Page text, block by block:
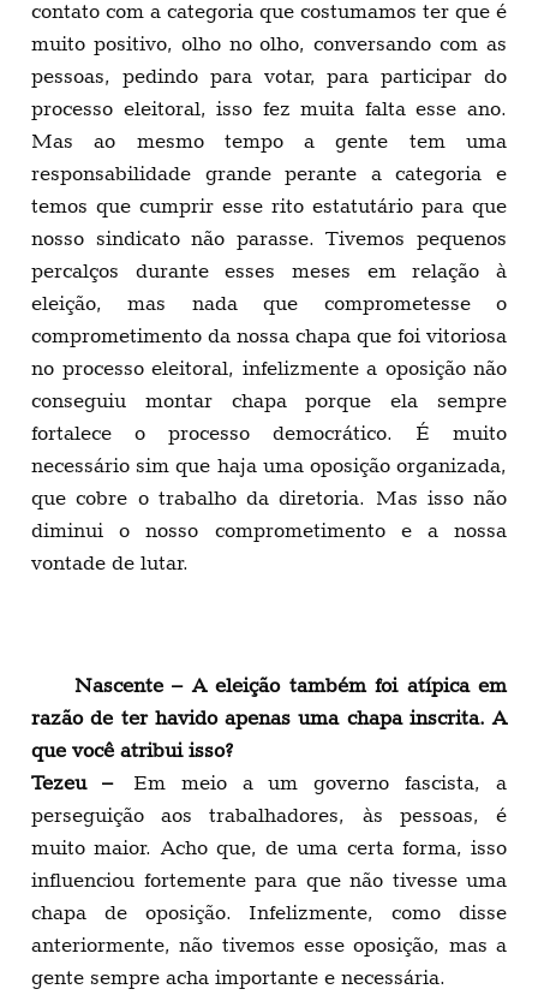
contato com a categoria que costumamos ter que é
muito positivo, olho no olho, conversando com as
pessoas, pedindo para votar, para participar do
processo eleitoral, isso fez muita falta esse ano.
Mas ao mesmo tempo a gente tem uma
responsabilidade grande perante a categoria e
temos que cumprir esse rito estatutário para que
nosso sindicato não parasse. Tivemos pequenos
percalços durante esses meses em relação à
eleição, mas nada que comprometesse o
comprometimento da nossa chapa que foi vitoriosa
no processo eleitoral, infelizmente a oposição não
conseguiu montar chapa porque ela sempre
fortalece o processo democrático. É muito
necessário sim que haja uma oposição organizada,
que cobre o trabalho da diretoria. Mas isso não
diminui o nosso comprometimento e a nossa
vontade de lutar.
Nascente – A eleição também foi atípica em
razão de ter havido apenas uma chapa inscrita. A
que você atribui isso?
Tezeu –Em meio a um governo fascista, a
perseguição aos trabalhadores, às pessoas, é
muito maior. Acho que, de uma certa forma, isso
influenciou fortemente para que não tivesse uma
chapa de oposição. Infelizmente, como disse
anteriormente, não tivemos esse oposição, mas a
gente sempre acha importante e necessária.